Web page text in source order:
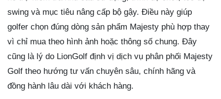
swing và mục tiêu nâng cấp bộ gậy. Điều này giúp
golfer chọn đúng dòng sản phẩm Majesty phù hợp thay
vì chỉ mua theo hình ảnh hoặc thông số chung. Đây
cũng là lý do LionGolf định vị dịch vụ phân phối Majesty
Golf theo hướng tư vấn chuyên sâu, chính hãng và
đồng hành lâu dài với khách hàng.